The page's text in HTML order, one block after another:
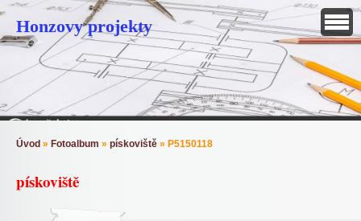
Honzovy projekty
Úvod » Fotoalbum » pískoviště » P5150118
pískoviště